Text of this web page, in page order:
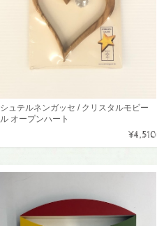
シュテルネンガッセ / クリスタルモビー
ル オープンハート
¥4,510